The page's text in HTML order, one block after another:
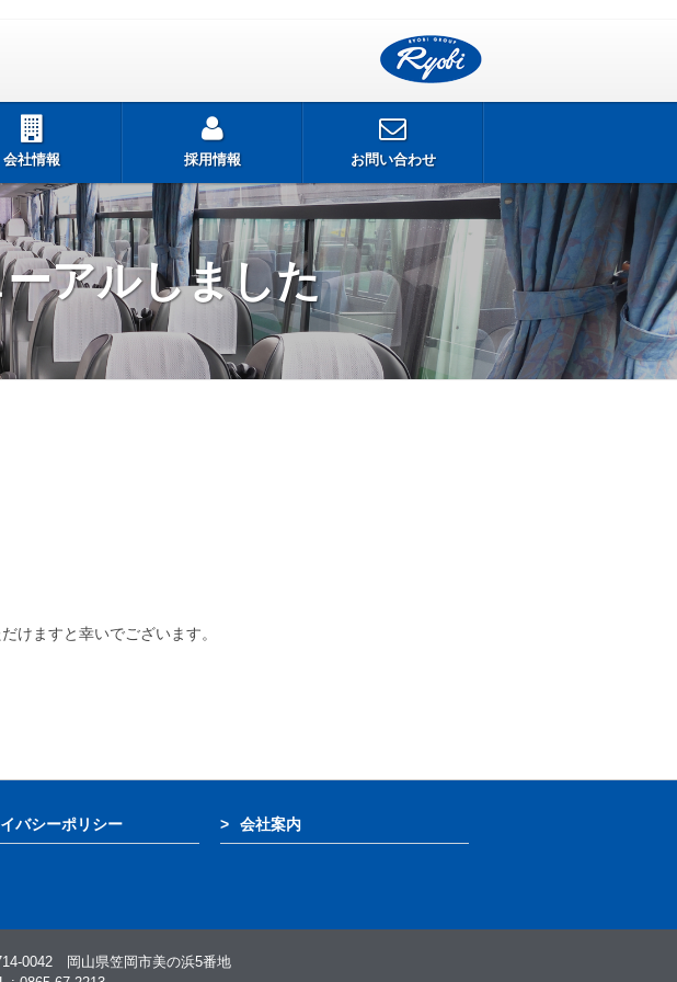
会社情報 採用情報 お問い合わせ
アルしました
けますと幸いでございます。
バシーポリシー 会社案内
0042 岡山県笠岡市美の浜5番地